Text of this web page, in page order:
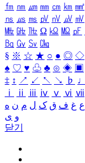
㎙ ㎚ ㎛ ㎜ ㎝ ㎞ ㎟
㎱ ㎲ ㎳ ㎴ ㎵ ㎶ ㎷
㎒ ㎓ ㎔ Ω ㏀ ㏁ ㎊
㏃ ㏉ ㏜ ㏆
§ ※ ☆ ★ ○ ● ◎ ◇
♠ ♡ ♥ ♧ ♣ ⊙ ◈ ▣
‡ ↕ ↗ ↙ ↖ ↘ ♭ ♩
ⅰ
ⅱ ⅲ ⅳ ⅴ ⅵ ⅶ
ع غ ف ق ک ل م ن ه
و ی
닫기